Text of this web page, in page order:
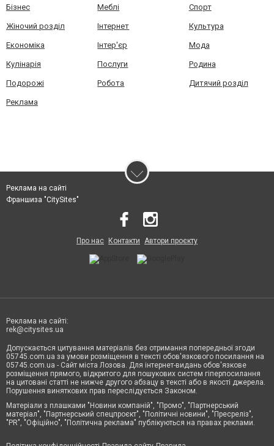
Бізнес Меблі Спорт
Жіночий розділ Інтернет Культура
Економіка Інтер'єр Мода
Кулінарія Послуги Родина
Подорожі Робота Дитячий розділ
Реклама
Реклама на сайті
Франшиза "CitySites"
Про нас Контакти Автори проєкту
Реклама на сайті:
rek@citysites.ua
Допускається цитування матеріалів без отримання попередньої згоди
05745.com.ua за умови розміщення в тексті обов'язкового посилання на
05745.com.ua - Сайт міста Лозова. Для інтернет-видань обов'язкове
розміщення прямого, відкритого для пошукових систем гіперпосилання
на цитовані статті не нижче другого абзацу в тексті або в якості джерела.
Порушення виняткових прав переслідується Законом.
Матеріали з плашками "Новини компаній", "Промо", "Партнерський
матеріал", "Партнерський спецпроєкт", "Політичні новини", "Пресреліз",
"PR", "Офіційно", "Політична реклама" публікуються на правах реклами.